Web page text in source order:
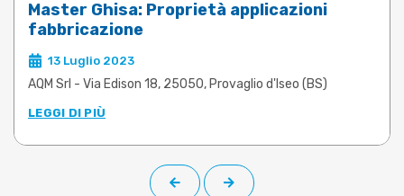
Master Ghisa: Proprietà applicazioni
fabbricazione
13 Luglio 2023
AQM Srl - Via Edison 18, 25050, Provaglio d'Iseo (BS)
LEGGI DI PIÙ